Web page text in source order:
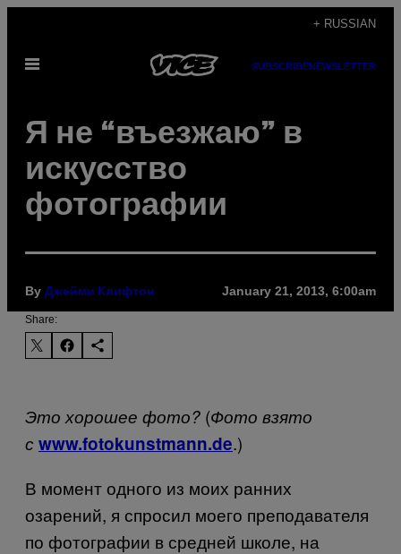
content
+ RUSSIAN
Open
SUBSCRIBENEWSLETTER
Я не “въезжаю” в
искусство
фотографии
By Джейми Клифтон January 21, 2013, 6:00am
Share:
Это хорошее фото? (Фото взято
с www.fotokunstmann.de.)
В момент одного из моих ранних
озарений, я спросил моего преподавателя
по фотографии в средней школе, на